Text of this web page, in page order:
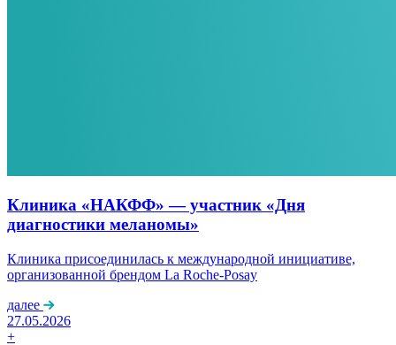
Клиника «НАКФФ» — участник «Дня
диагностики меланомы»
Клиника присоединилась к международной инициативе,
организованной брендом La Roche-Posay
далее
27.05.2026
+